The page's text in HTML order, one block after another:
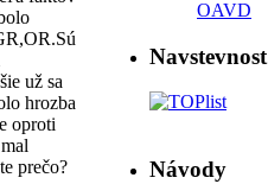
už sa
hrozba
oproti
prečo?
OAVD
Navstevnost
Návody